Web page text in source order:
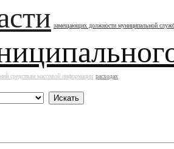
замещающих должности муниципальной
средствам массовой информации расходах